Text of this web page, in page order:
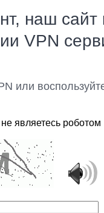
наш сайт
VPN
или
являетесь роботом